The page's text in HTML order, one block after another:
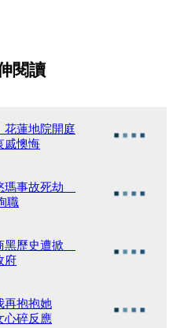
閱讀
花蓮地院開庭
懊悔
瑪事故死劫
職
黑歷史遭掀
府
再抱抱她
碎反應